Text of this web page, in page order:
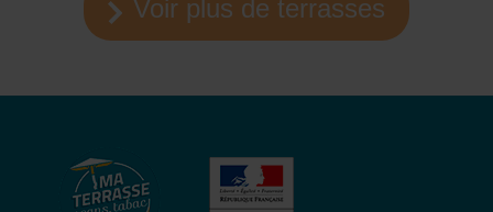
Voir plus de terrasses